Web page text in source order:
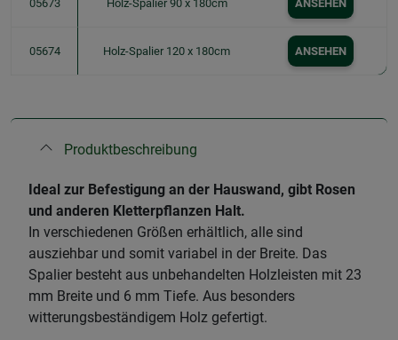
05673 Holz-Spalier 90 x 180cm ANSEHEN
05674 Holz-Spalier 120 x 180cm ANSEHEN
Produktbeschreibung
Ideal zur Befestigung an der Hauswand, gibt Rosen
und anderen Kletterpflanzen Halt.
In verschiedenen Größen erhältlich, alle sind
ausziehbar und somit variabel in der Breite. Das
Spalier besteht aus unbehandelten Holzleisten mit 23
mm Breite und 6 mm Tiefe. Aus besonders
witterungsbeständigem Holz gefertigt.